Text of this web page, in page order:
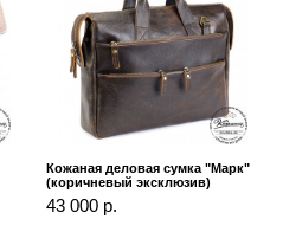
Кожаная деловая сумка "Марк"
(коричневый эксклюзив)
43 000 р.